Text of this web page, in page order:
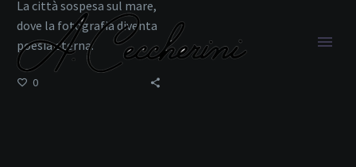
La città sospesa sul mare,
dove la fotografia diventa
poesia eterna.
0